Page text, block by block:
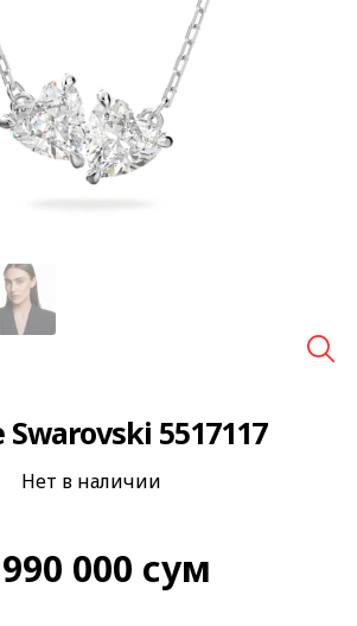
Swarovski 5517117
Нет в наличии
000 сум